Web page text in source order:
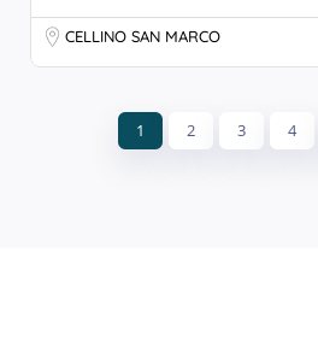
CELLINO SAN MARCO
1 2 3 4